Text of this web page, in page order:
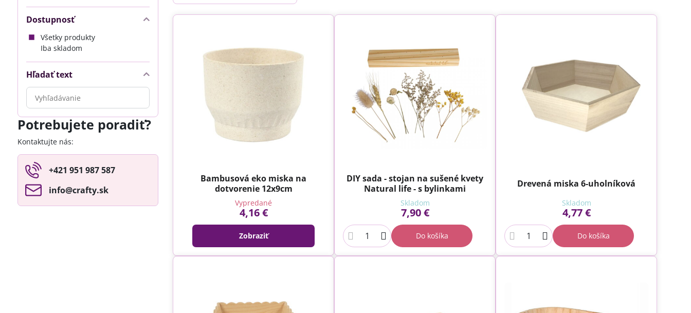
Bambusová eko miska na
dotvorenie 12x9cm
Vypredané
4,16 €
Zobraziť
DIY sada - stojan na sušené kvety
Natural life - s bylinkami
Skladom
7,90 €
Do košíka
Drevená miska 6-uholníková
Skladom
4,77 €
Do košíka
Dostupnosť
Všetky produkty
Iba skladom
Hľadať text
Prehľadať
výsledky
filtra
fulltextom
Potrebujete poradiť?
Kontaktujte nás:
+421 951 987 587
info​@crafty​.sk